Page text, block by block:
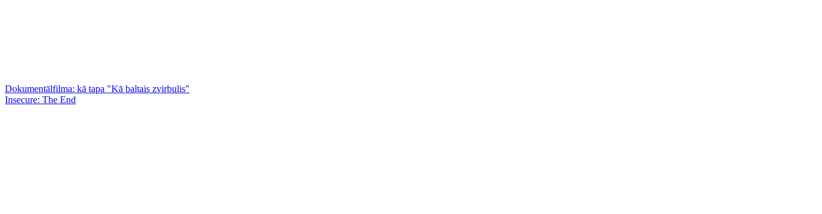
Dokumentālfilma: kā tapa "Kā baltais zvirbulis"
Insecure: The End